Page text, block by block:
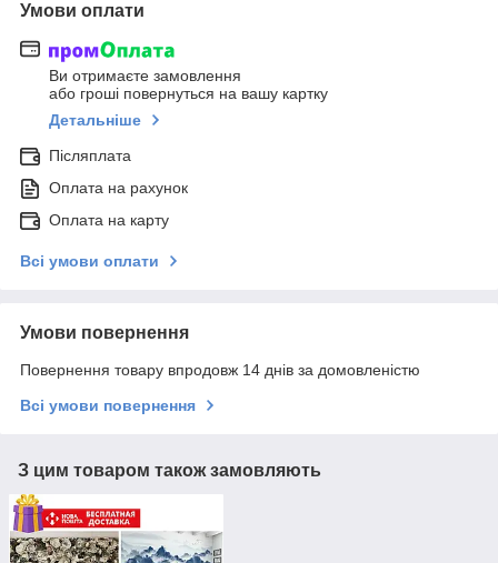
Умови оплати
Ви отримаєте замовлення
або гроші повернуться на вашу картку
Детальніше
Післяплата
Оплата на рахунок
Оплата на карту
Всі умови оплати
Умови повернення
Повернення товару впродовж 14 днів за домовленістю
Всі умови повернення
З цим товаром також замовляють